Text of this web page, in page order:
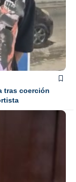
tras coerción